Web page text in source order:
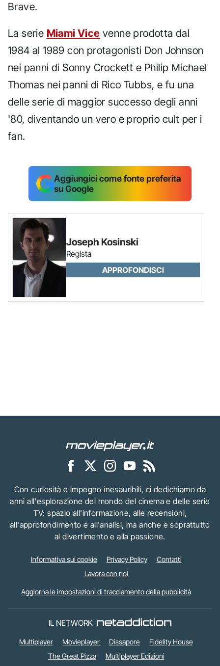
Brave.
La serie Miami Vice venne prodotta dal
1984 al 1989 con protagonisti Don Johnson
nei panni di Sonny Crockett e Philip Michael
Thomas nei panni di Rico Tubbs, e fu una
delle serie di maggior successo degli anni
'80, diventando un vero e proprio cult per i
fan.
Aggiungici come fonte preferita
su Google
Joseph Kosinski
Regista
APPROFONDISCI
Con curiosità e impegno inesauribili, ci dedichiamo da
anni all'esplorazione del mondo del cinema e delle serie
TV: spazio all'informazione, alle recensioni,
all'approfondimento e all'analisi, ma anche e soprattutto
al divertimento e alla passione.
Informativa sui cookie Privacy Policy
Contatti
Lavora con noi
Aggiorna le impostazioni di tracciamento della pubblicità
IL NETWORK
Multiplayer Movieplayer Dissapore
Fidelity House
The Great Pizza
Multiplayer Edizioni